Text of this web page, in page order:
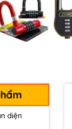
diện